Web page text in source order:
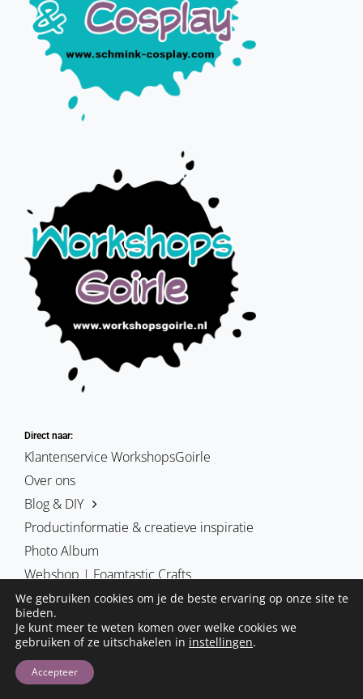
Direct naar:
Klantenservice WorkshopsGoirle
Over ons
Blog & DIY
Productinformatie & creatieve inspiratie
Photo Album
Webshop | Foamtastic Crafts
De blog foamtasticcrafts | schmink & cosplay | workshopsgoirle.
Deze site is is eigendom van Hobby-Art vof
We gebruiken cookies om je de beste ervaring op onze site te
bieden.
Je kunt meer te weten komen over welke cookies we
gebruiken of ze uitschakelen in instellingen.
Accepteer